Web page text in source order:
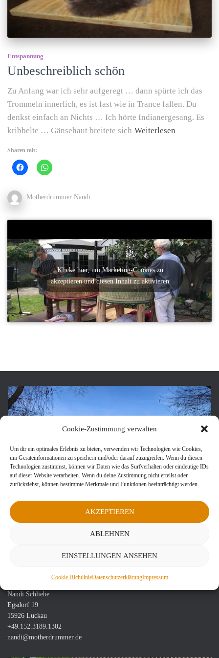
Cookie-Zustimmung verwalten
Um dir ein optimales Erlebnis zu bieten, verwenden wir Technologien wie Cookies,
um Geräteinformationen zu speichern und/oder darauf zuzugreifen. Wenn du diesen
Technologien zustimmst, können wir Daten wie das Surfverhalten oder eindeutige IDs
auf dieser Website verarbeiten. Wenn du deine Zustimmung nicht erteilst oder
zurückziehst, können bestimmte Merkmale und Funktionen beeinträchtigt werden.
AKZEPTIEREN
ABLEHNEN
EINSTELLUNGEN ANSEHEN
Cookie-RichtlinieDatenschutzerklärungImpressum
Entspannung
Unbeschreiblich schön
Zu Anfang war ich sehr aufgeregt … dann spürte ich das
Trommeln innerlich, es ist fast wie in Trance fallen. Du
denkst einfach an Nichts … Ich hörte Indianergesang. Es
kribbelte … Gänsehaut breitete sich Weiterlesen
Sharen mit:
Motherdrummer Nandi
Klicke hier, um Marketing-Cookies zu
akzeptieren und diesen Inhalt zu aktivieren
Ihr erreicht mich:
Nandi Schliebe
Egsdorf 19
15926 Luckau
+49.152.3189.1302
nandi@motherdrummer.de